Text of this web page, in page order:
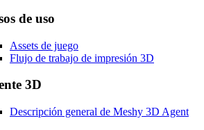
de uso
Assets de juego
Flujo de trabajo de impresión 3D
3D
Descripción general de Meshy 3D Agent